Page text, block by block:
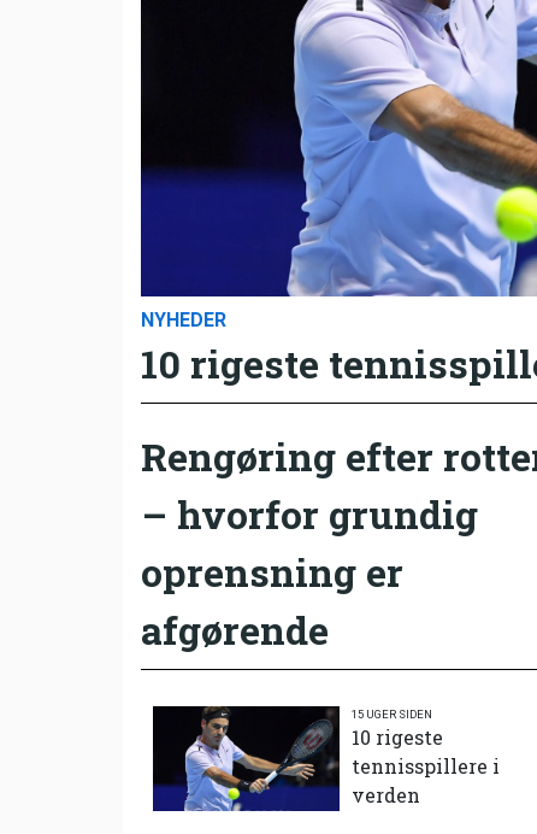
NYHEDER
10 rigeste
Rengøring efter
– hvorfor grundig
oprensning er
afgørende
15 UGER SIDEN
10 rigeste
tennisspillere i
verden